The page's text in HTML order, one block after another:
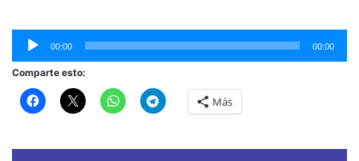
00:00 00:00
Comparte esto:
Más